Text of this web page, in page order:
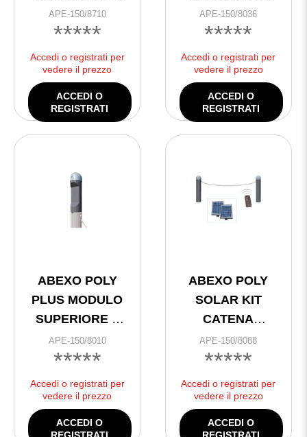
12/24D DISPLAY
C/BOX
poly)
APE-150/8710
*****
Accedi o registrati per
vedere il prezzo
ACCEDI O
REGISTRATI
S/ZA
MOTORIDUTTORE
APE-150/8036
*****
Accedi o registrati per
vedere il prezzo
ACCEDI O
REGISTRATI
ABEXO POLY
PLUS MODULO
SUPERIORE x
ACCESSORI
APE-150/8010
*****
Accedi o registrati per
vedere il prezzo
ACCEDI O
ABEXO POLY
SOLAR KIT
CATENA
C/ACCESSORI
APE-150/8088
*****
Accedi o registrati per
vedere il prezzo
ACCEDI O